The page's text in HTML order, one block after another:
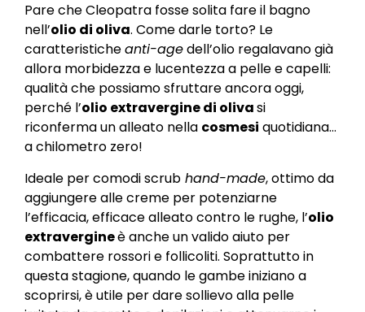
Pare che Cleopatra fosse solita fare il bagno
nell’olio di oliva. Come darle torto? Le
caratteristicheanti-agedell’olio regalavano già
allora morbidezza e lucentezza a pelle e capelli:
qualità che possiamo sfruttare ancora oggi,
perché l’olio extravergine di olivasi
riconferma un alleato nella cosmesi quotidiana…
a chilometro zero!
Ideale per comodi scrub hand-made, ottimo da
aggiungere alle creme per potenziarne
l’efficacia, efficace alleato contro le rughe, l’olio
extravergineè anche un valido aiuto per
combattere rossori e follicoliti. Soprattutto in
questa stagione, quando le gambe iniziano a
scoprirsi, è utile per dare sollievo alla pelle